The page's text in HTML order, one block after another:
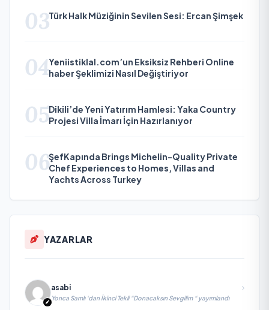
03Türk Halk Müziğinin Sevilen Sesi: Ercan Şimşek
04Yeniistiklal.com’un Eksiksiz Rehberi Online
haber Şeklimizi Nasıl Değiştiriyor
05Dikili’de Yeni Yatırım Hamlesi: Yaka Country
Projesi Villa İmarı İçin Hazırlanıyor
06ŞefKapında Brings Michelin-Quality Private
Chef Experiences to Homes, Villas and
Yachts Across Turkey
YAZARLAR
asabi
Yonca Samlı ‘dan İkinci Tekli “Donacaksın Sevgilim “ yayımlandı